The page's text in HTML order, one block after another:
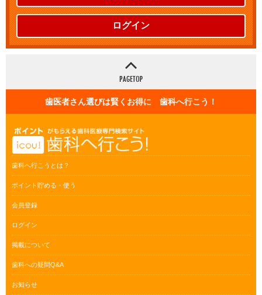
ログイン
歯医者さん選びは賢くお得に 歯科へ行こう！
歯科へ行こうとは？
ポイント貯める・使う
会員登録
ログイン
掲載について
歯科への疑問Q&A
お知らせ